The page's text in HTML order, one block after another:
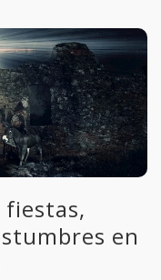
fiestas,
en